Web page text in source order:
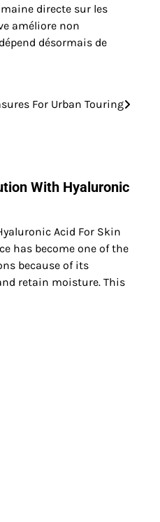
directe sur les
améliore non
désormais de
For Urban Touring
With Hyaluronic
Acid For Skin
has become one of the
because of its
retain moisture. This